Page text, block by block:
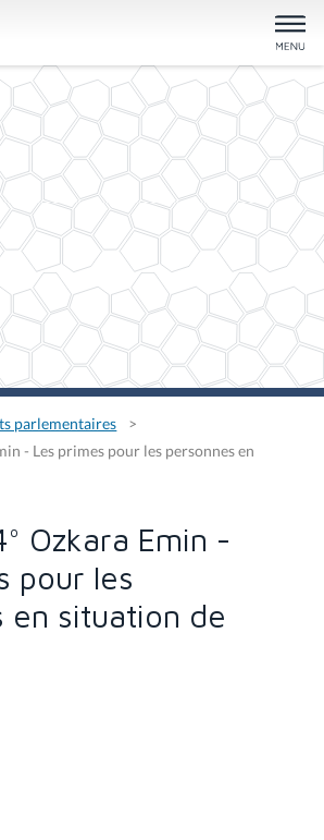
parlementaires
- Les primes pour les personnes en
Ozkara Emin -
pour les
en situation de